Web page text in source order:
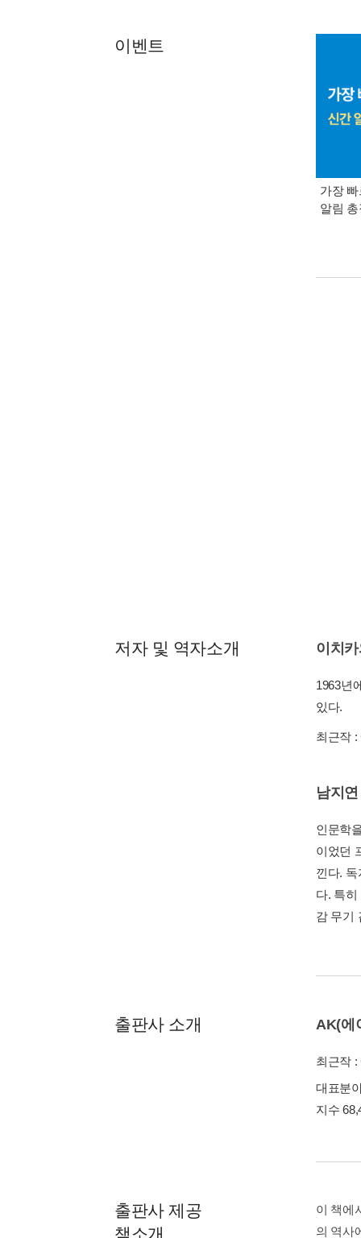
이벤트
가장
알림
저자 및 역자소개 이치
1963년
있다.
최근작 :
남지연
인문학
이었던
낀다.
다. 특
감 무기
출판사 소개 AK(에
최근작 :
대표분
지수
출판사 제공
책소개
이 책에
의 역사